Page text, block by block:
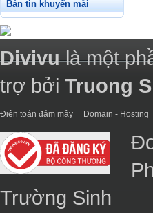
Bản tin khuyến mãi
Divivulà một
trợ bởi Truong
Điện toán đám mây Domain - Hosting
Trường Sinh